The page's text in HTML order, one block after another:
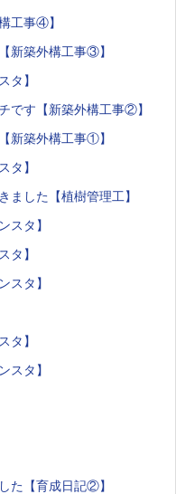
工事④】
新築外構工事③】
タ】
です【新築外構工事②】
新築外構工事①】
タ】
ました【植樹管理工】
スタ】
タ】
スタ】
タ】
スタ】
た【育成日記②】